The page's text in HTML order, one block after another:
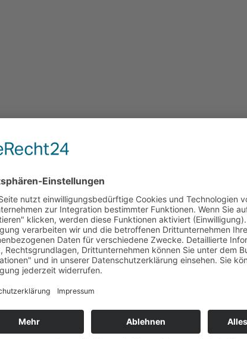
SITEMAP
Bewerbung Volpertshäuser Straße 42
Formular
Neubau Volpertshäuser Straße 42
Wohnungssuche
Deutsch
Englisch